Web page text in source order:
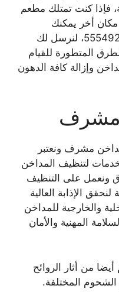
فإذا كنت تمتلك مطعم
أخر يمكنك
التواصل معنا عبر هذا الرقم 55549242، لنرسل لك
المتطورة للقيام
وإزالة كافة الدهون
مشرف
مشرف ونعتبر
لتنظيف المداخن
ونعمل على التنظيف
الإذابة العالية
والخارجية للمداخن
المهنية والأمان
من أثار الروائح
الشحوم المختلفة.